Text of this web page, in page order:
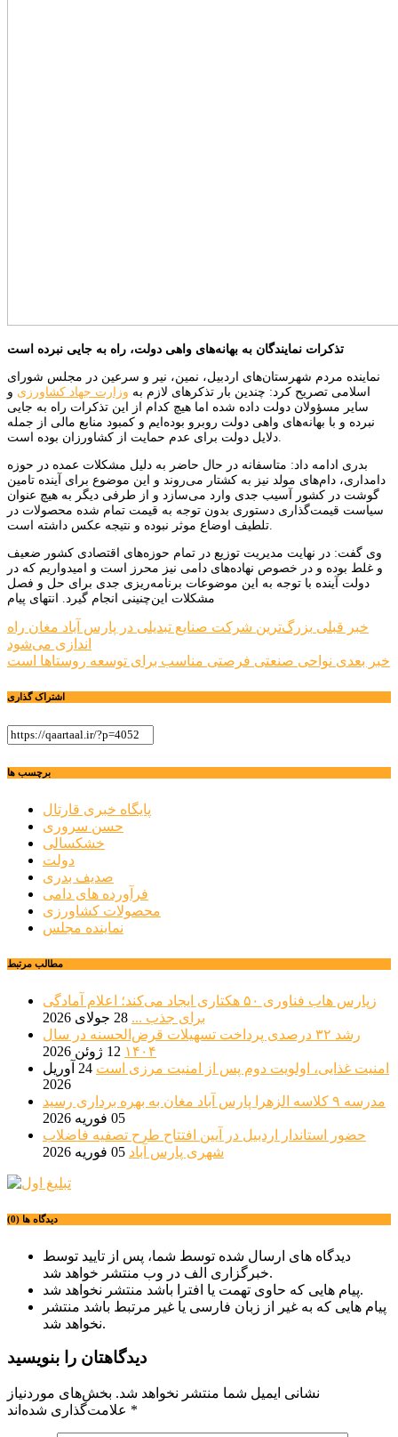
تذکرات نمایندگان به بهانه‌های واهی دولت، راه به جایی نبرده است
نماینده مردم شهرستان‌های اردبیل، نمین، نیر و سرعین در مجلس شورای
اسلامی تصریح کرد: چندین بار تذکرهای لازم به وزارت جهاد کشاورزی و
سایر مسؤولان دولت داده شده اما هیچ کدام از این تذکرات راه به جایی
نبرده و با بهانه‌های واهی دولت روبرو بوده‌ایم و کمبود منابع مالی از جمله
بدری ادامه داد: متاسفانه در حال حاضر به دلیل مشکلات عمده در حوزه
دامداری، دام‌های مولد نیز به کشتار می‌روند و این موضوع برای آینده تامین
گوشت در کشور آسیب جدی وارد می‌سازد و از طرفی دیگر به هیچ عنوان
سیاست قیمت‌گذاری دستوری بدون توجه به قیمت تمام شده محصولات در
وی گفت: در نهایت مدیریت توزیع در تمام حوزه‌های اقتصادی کشور ضعیف
و غلط بوده و در خصوص نهاده‌های دامی نیز محرز است و امیدواریم که در
دولت آینده با توجه به این موضوعات برنامه‌ریزی جدی برای حل و فصل
مشکلات این‌چنینی انجام گیرد. انتهای پیام
راهبری
نوشته
خبر قبلی بزرگ‌ترین شرکت صنایع تبدیلی در پارس آباد مغان راه
اندازی می‌شود
خبر بعدی نواحی صنعتی فرصتی مناسب برای توسعه روستاها است
اشتراک گذاری
برچسب ها
پایگاه خبری قارتال
حسن سروری
خشکسالی
دولت
صدیف بدری
فرآورده های دامی
محصولات کشاورزی
نماینده مجلس
مطالب مرتبط
زپارس هاب فناوری ۵۰ هکتاری ایجاد می‌کند؛ اعلام آمادگی
برای جذب ... 28 جولای 2026
رشد ۳۲ درصدی پرداخت تسهیلات قرض‌الحسنه در سال
۱۴۰۴ 12 ژوئن 2026
امنیت غذایی، اولویت دوم پس از امنیت مرزی است
24 آوریل
2026
مدرسه ۹ کلاسه الزهرا پارس آباد مغان به بهره برداری رسید
05 فوریه 2026
حضور استاندار اردبیل در آیین افتتاح طرح تصفیه فاضلاب
شهری پارس آباد 05 فوریه 2026
دیدگاه ها (0)
دیدگاه های ارسال شده توسط شما، پس از تایید توسط
خبرگزاری الف در وب منتشر خواهد شد.
پیام هایی که حاوی تهمت یا افترا باشد منتشر نخواهد شد.
پیام هایی که به غیر از زبان فارسی یا غیر مرتبط باشد منتشر
نخواهد شد.
دیدگاهتان را بنویسید
نشانی ایمیل شما منتشر نخواهد شد. بخش‌های موردنیاز
*